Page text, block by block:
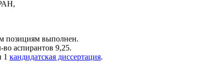
позициям выполнен.
во аспирантов 9,25.
1 кандидатская диссертация.